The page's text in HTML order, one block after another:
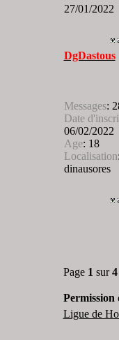
27/01/2022
DgDastous
Messages:
Date
06/02/2022
Age: 18
Localisation:
dinausores
Page 1 sur4
Permission
Ligue de